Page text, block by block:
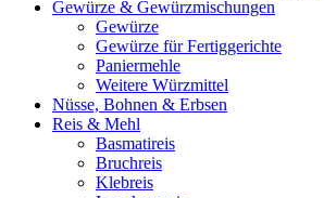
Gewürze & Gewürzmischungen
Gewürze
Gewürze für Fertiggerichte
Paniermehle
Weitere Würzmittel
Nüsse, Bohnen & Erbsen
Reis & Mehl
Basmatireis
Bruchreis
Klebreis